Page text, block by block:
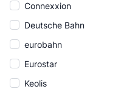
Connexxion
Deutsche Bahn
eurobahn
Eurostar
Keolis